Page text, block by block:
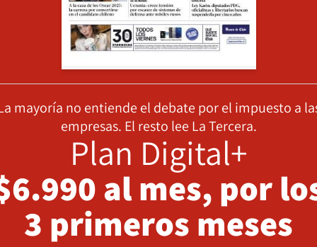
mayoría no entiende el debate por el impuesto a
empresas. El resto lee La Tercera.
Plan Digital+
al mes, por
3 primeros meses